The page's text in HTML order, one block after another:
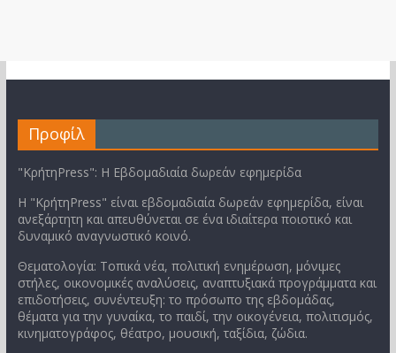
Προφίλ
"ΚρήτηPress": Η Εβδομαδιαία δωρεάν εφημερίδα
Η "ΚρήτηPress" είναι εβδομαδιαία δωρεάν εφημερίδα, είναι
ανεξάρτητη και απευθύνεται σε ένα ιδιαίτερα ποιοτικό και
δυναμικό αναγνωστικό κοινό.
Θεματολογία: Τοπικά νέα, πολιτική ενημέρωση, μόνιμες
στήλες, οικονομικές αναλύσεις, αναπτυξιακά προγράμματα και
επιδοτήσεις, συνέντευξη: το πρόσωπο της εβδομάδας,
θέματα για την γυναίκα, το παιδί, την οικογένεια, πολιτισμός,
κινηματογράφος, θέατρο, μουσική, ταξίδια, ζώδια.